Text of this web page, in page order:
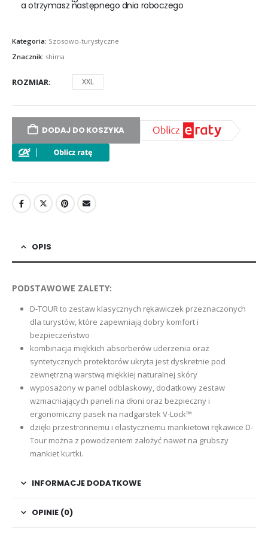
a otrzymasz następnego dnia roboczego
Kategoria: Szosowo-turystyczne
Znacznik: shima
ROZMIAR XXL
DODAJ DO KOSZYKA
OPIS
PODSTAWOWE ZALETY:
D-TOUR to zestaw klasycznych rękawiczek przeznaczonych
dla turystów, które zapewniają dobry komfort i
bezpieczeństwo
kombinacja miękkich absorberów uderzenia oraz
syntetycznych protektorów ukryta jest dyskretnie pod
zewnętrzną warstwą miękkiej naturalnej skóry
wyposażony w panel odblaskowy, dodatkowy zestaw
wzmacniających paneli na dłoni oraz bezpieczny i
ergonomiczny pasek na nadgarstek V-Lock™
dzięki przestronnemu i elastycznemu mankietowi rękawice D-
Tour można z powodzeniem założyć nawet na grubszy
mankiet kurtki.
INFORMACJE DODATKOWE
OPINIE (0)